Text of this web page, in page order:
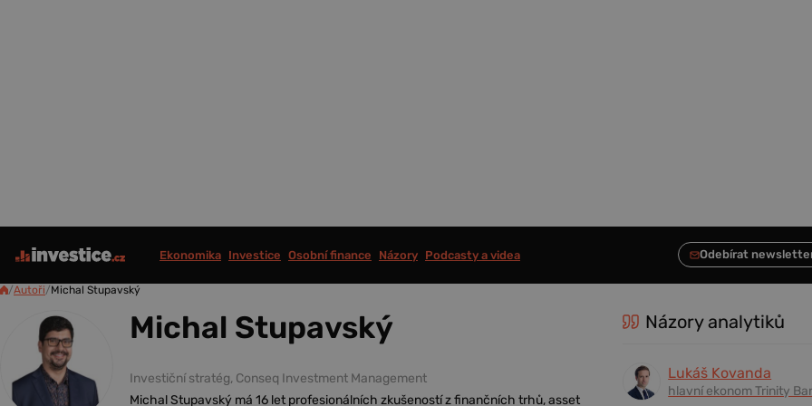
Ekonomika Investice Osobní finance Názory Podcasty a videa
/Autoři/Michal Stupavský
Michal Stupavský
Investiční stratég, Conseq Investment Management
Michal Stupavský má 16 let profesionálních zkušeností z finančních trhů, asset
Názory analytiků
Lukáš Kovanda
hlavní ekonom Trinity